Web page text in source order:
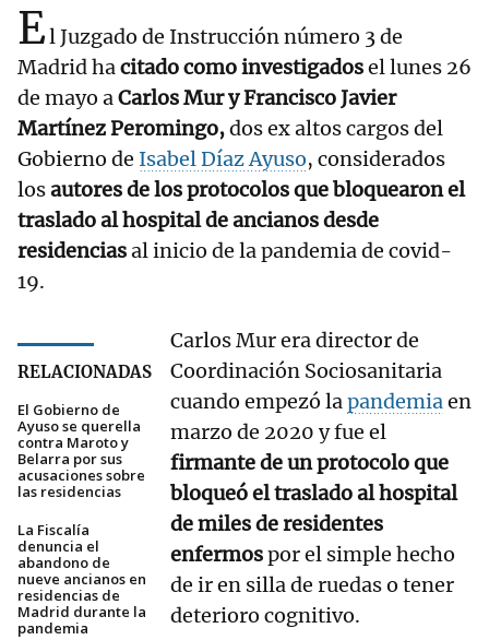
El Juzgado de Instrucción número 3 de
Madrid hacitado como investigadosel lunes 26
de mayo aCarlos Mur y Francisco Javier
Martínez Peromingo,dos ex altos cargos del
Gobierno de Isabel Díaz Ayuso, considerados
losautores de los protocolos que bloquearon el
traslado al hospital de ancianos desde
residenciasal inicio de la pandemia de covid-
19.
RELACIONADAS
El Gobierno de
Ayuso se querella
contra Maroto y
Belarra por sus
acusaciones sobre
las residencias
La Fiscalía
denuncia el
abandono de
nueve ancianos en
residencias de
Madrid durante la
pandemia
Carlos Mur era director de
Coordinación Sociosanitaria
cuando empezó lapandemiaen
marzo de 2020 y fue el
firmante de un protocolo que
bloqueó el traslado al hospital
de miles de residentes
enfermospor el simple hecho
de ir en silla de ruedas o tener
deterioro cognitivo.